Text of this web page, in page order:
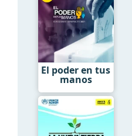
El poder en tus
manos